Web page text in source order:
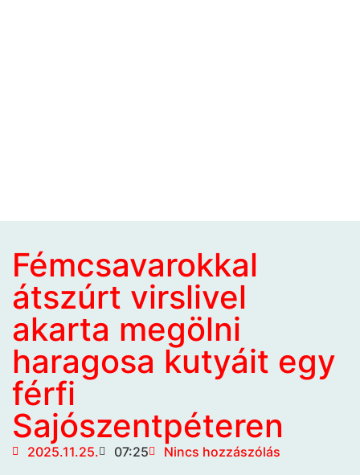
Fémcsavarokkal
átszúrt virslivel
akarta megölni
haragosa kutyáit egy
férfi
Sajószentpéteren
2025.11.25. 07:25 Nincs hozzászólás